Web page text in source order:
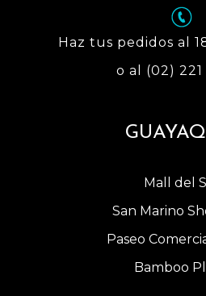
Haz tus pedidos al
o al (02)
Mall del
San Marino
Paseo
Bamboo